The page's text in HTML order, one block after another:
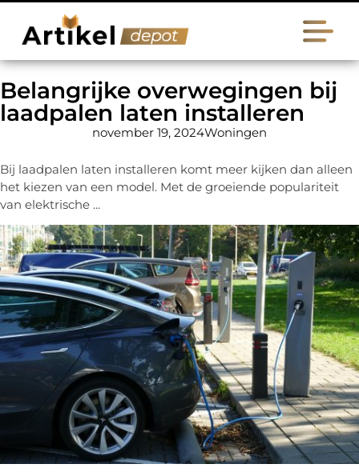
Belangrijke overwegingen bij
laadpalen laten installeren
november 19, 2024Woningen
Bij laadpalen laten installeren komt meer kijken dan alleen
het kiezen van een model. Met de groeiende populariteit
van elektrische ...